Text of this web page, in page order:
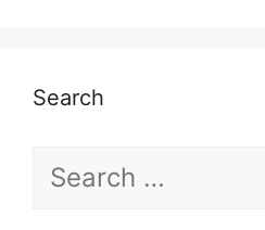
Search
Search